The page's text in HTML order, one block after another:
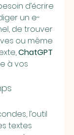
d’écrire
un e-
de trouver
ou même
ChatGPT
à vos
l’outil
textes